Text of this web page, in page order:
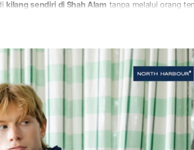
kilang sendiri di Shah Alam tanpa melalui orang
tempoh yang dipersetujui.
untuk kegunaan syarikat, organisasi,